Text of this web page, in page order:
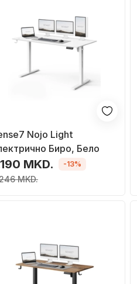
Nojo Light
Биро, Бело
MKD.
MKD.
-13%